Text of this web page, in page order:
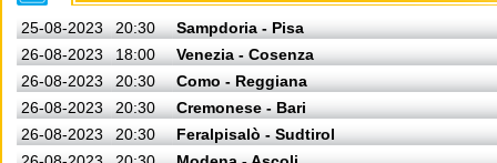
25-08-2023 20:30
Sampdoria - Pisa
26-08-2023
18:00
Venezia - Cosenza
26-08-2023
20:30
Como - Reggiana
26-08-2023
20:30
Cremonese - Bari
26-08-2023
20:30
Feralpisalò - Sudtirol